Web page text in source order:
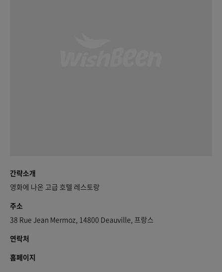
간략소개
영화에 나온 고급 호텔 레스토랑
주소
38 Rue Jean Mermoz, 14800 Deauville, 프랑스
연락처
홈페이지